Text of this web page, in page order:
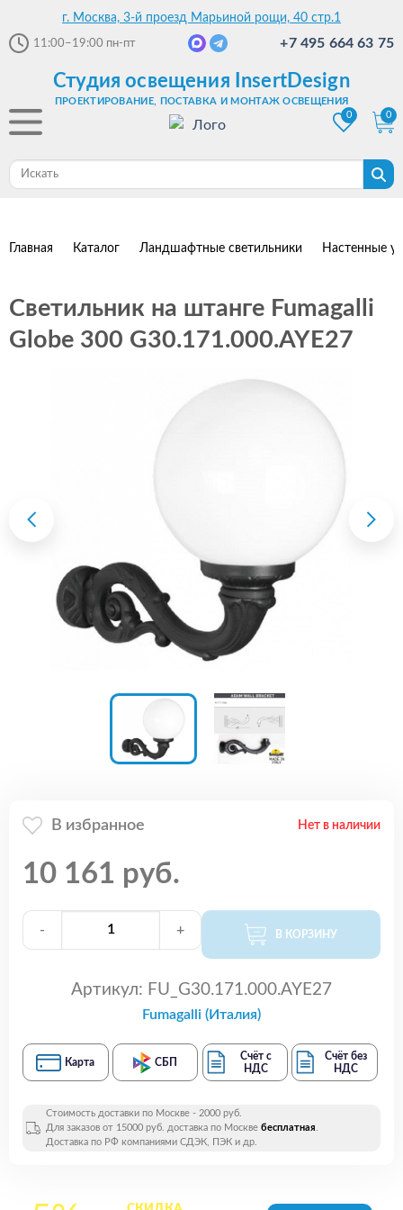
г. Москва, 3-й проезд Марьиной рощи, 40 стр.1
11:00–19:00 пн-пт +7 495 664 63 75
Студия освещения InsertDesign
ПРОЕКТИРОВАНИЕ, ПОСТАВКА И МОНТАЖ ОСВЕЩЕНИЯ
0
0
Главная Каталог Ландшафтные светильники Настенные
Светильник на штанге Fumagalli
Globe 300 G30.171.000.AYE27
В избранное Нет в наличии
10 161 руб.
- + В КОРЗИНУ
Артикул: FU_G30.171.000.AYE27
Fumagalli (Италия)
Карта СБП
Счёт с
НДС
Счёт без
НДС
Стоимость доставки по Москве - 2000 руб.
Для заказов от 15000 руб. доставка по Москве бесплатная.
Доставка по РФ компаниями СДЭК, ПЭК и др.